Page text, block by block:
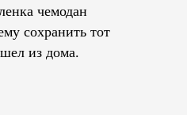
чемодан
сохранить тот
из дома.